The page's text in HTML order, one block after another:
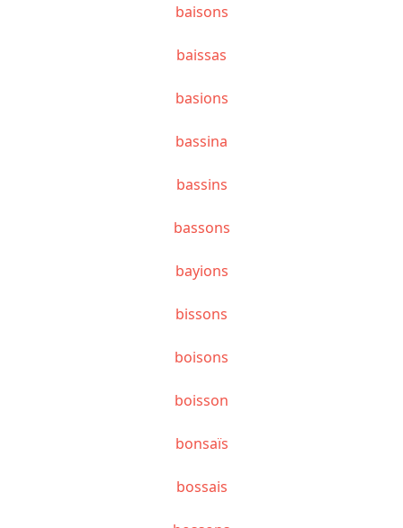
baisons
baissas
basions
bassina
bassins
bassons
bayions
bissons
boisons
boisson
bonsaïs
bossais